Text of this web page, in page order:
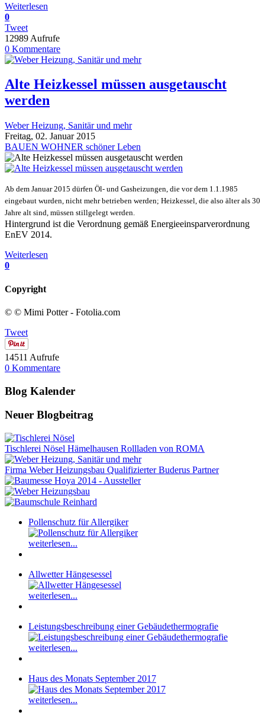
Weiterlesen
0
Tweet
12989 Aufrufe
0 Kommentare
Alte Heizkessel müssen ausgetauscht
werden
Weber Heizung, Sanitär und mehr
Freitag, 02. Januar 2015
BAUEN WOHNER schöner Leben
Ab dem Januar 2015 dürfen Öl- und Gasheizungen, die vor dem 1.1.1985
eingebaut wurden, nicht mehr betrieben werden; Heizkessel, die also älter als 30
Jahre alt sind, müssen stillgelegt werden.
Hintergrund ist die Verordnung gemäß Energieeinsparverordnung
EnEV 2014.
Weiterlesen
0
Copyright
© © Mimi Potter - Fotolia.com
Tweet
14511 Aufrufe
0 Kommentare
Blog Kalender
Neuer Blogbeitrag
Tischlerei Nösel Hämelhausen Rollladen von ROMA
Firma Weber Heizungsbau Qualifizierter Buderus Partner
Pollenschutz für Allergiker
weiterlesen...
Allwetter Hängesessel
weiterlesen...
Leistungsbeschreibung einer Gebäudethermografie
weiterlesen...
Haus des Monats September 2017
weiterlesen...